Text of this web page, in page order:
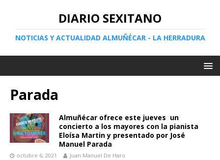
DIARIO SEXITANO
NOTICIAS Y ACTUALIDAD ALMUÑÉCAR - LA HERRADURA
Parada
Almuñécar ofrece este jueves un
concierto a los mayores con la pianista
Eloísa Martin y presentado por José
Manuel Parada
octubre 6, 2021 Juan Manuel De Haro